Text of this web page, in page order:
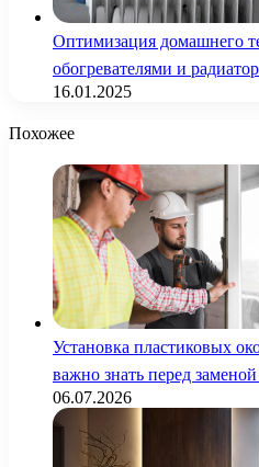
Оптимизация домашнего
обогревателями и
16.01.2025
Похожее
Установка пластиковых
важно знать перед
06.07.2026